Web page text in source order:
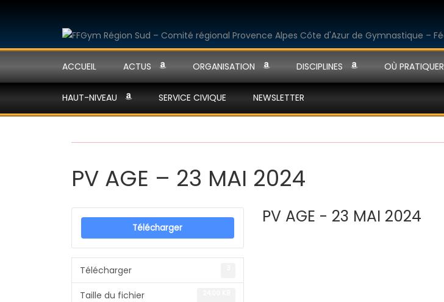
ACCUEIL ACTUS ORGANISATION DISCIPLINES OÙ PRATIQUER
HAUT-NIVEAU SERVICE CIVIQUE NEWSLETTER
PV AGE – 23 MAI 2024
Télécharger
Télécharger
Taille du fichier
PV AGE - 23 MAI 2024